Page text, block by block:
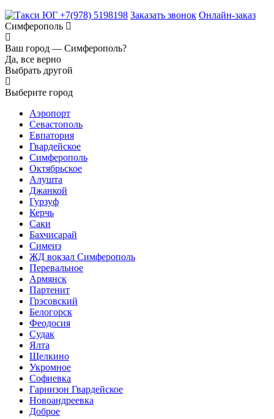
+7(978) 5198198 Заказать звонок Онлайн-заказ
Симферополь
Ваш город — Симферополь?
Да, все верно
Выбрать другой
Выберите город
Аэропорт
Севастополь
Евпатория
Гвардейское
Симферополь
Октябрьское
Алушта
Джанкой
Гурзуф
Керчь
Саки
Бахчисарай
Симеиз
ЖД вокзал Симферополь
Перевальное
Армянск
Партенит
Грэсовский
Белогорск
Феодосия
Судак
Ялта
Щелкино
Укромное
Софиевка
Гарнизон Гвардейское
Новоандреевка
Доброе